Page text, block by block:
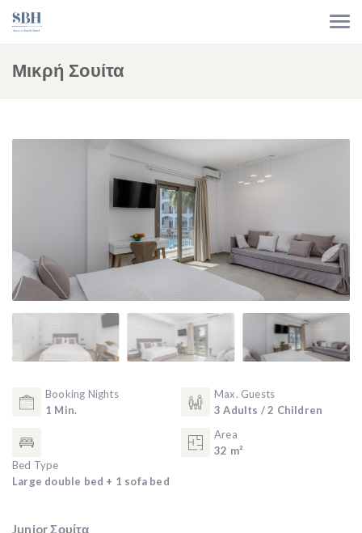
Μικρή Σουίτα
Booking Nights
1 Min.
Max. Guests
3 Adults / 2 Children
Bed Type
Large double bed + 1 sofa bed
Area
32 m²
Junior Σουίτα